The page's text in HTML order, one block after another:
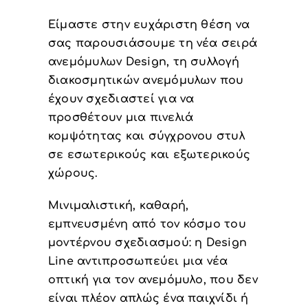
Είμαστε στην ευχάριστη θέση να
σας παρουσιάσουμε τη νέα σειρά
ανεμόμυλων Design, τη συλλογή
διακοσμητικών ανεμόμυλων που
έχουν σχεδιαστεί για να
προσθέτουν μια πινελιά
κομψότητας και σύγχρονου στυλ
σε εσωτερικούς και εξωτερικούς
χώρους.
Μινιμαλιστική, καθαρή,
εμπνευσμένη από τον κόσμο του
μοντέρνου σχεδιασμού: η Design
Line αντιπροσωπεύει μια νέα
οπτική για τον ανεμόμυλο, που δεν
είναι πλέον απλώς ένα παιχνίδι ή